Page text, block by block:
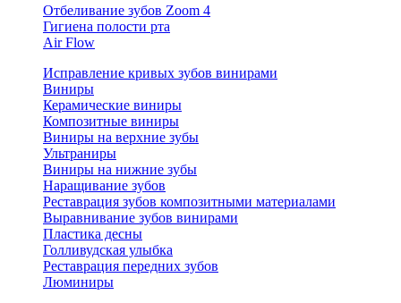
Отбеливание зубов Zoom 4
Гигиена полости рта
Air Flow
Исправление кривых зубов винирами
Виниры
Керамические виниры
Композитные виниры
Виниры на верхние зубы
Ультраниры
Виниры на нижние зубы
Наращивание зубов
Реставрация зубов композитными материалами
Выравнивание зубов винирами
Пластика десны
Голливудская улыбка
Реставрация передних зубов
Люминиры